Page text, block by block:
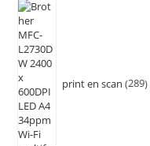
print en scan 289